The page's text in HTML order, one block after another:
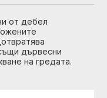
от дебел
дървесни
на гредата.